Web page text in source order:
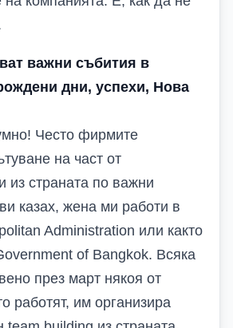
важни събития в
дни, успехи, Нова
Често фирмите
на част от
из страната по важни
казах, жена ми работи в
Administration или както
of Bangkok. Всяка
през март някоя от
работят, им организира